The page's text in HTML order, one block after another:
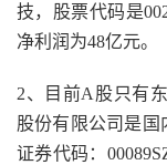
技，股票代码是
净利润为48亿元。
2、目前A股只有
股份有限公司是国
证券代码：